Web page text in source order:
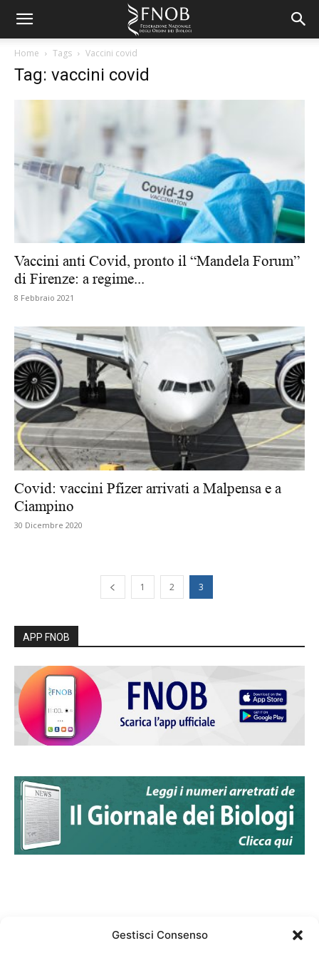
Gestisci Consenso
Home Tags Vaccini covid
Tag: vaccini covid
Vaccini anti Covid, pronto il “Mandela Forum”
di Firenze: a regime...
8 Febbraio 2021
Covid: vaccini Pfizer arrivati a Malpensa e a
Ciampino
30 Dicembre 2020
1 2 3
APP FNOB